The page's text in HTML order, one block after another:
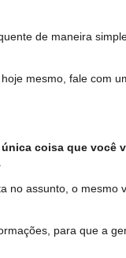
de maneira
mesmo, fale com
única coisa que você
no assunto, o mesmo
para que a